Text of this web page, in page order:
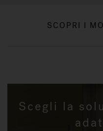
SCOPRI I
Scegli la